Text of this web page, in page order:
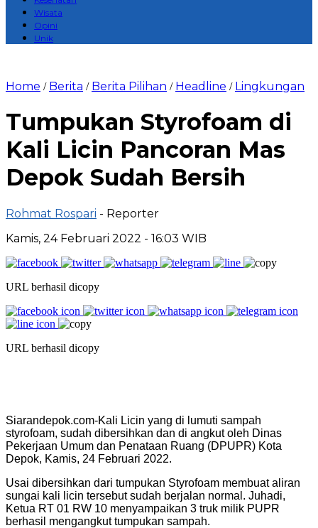
Wisata
Opini
Unik
Home / Berita / Berita Pilihan / Headline / Lingkungan
Tumpukan Styrofoam di
Kali Licin Pancoran Mas
Depok Sudah Bersih
Rohmat Rospari - Reporter
Kamis, 24 Februari 2022 - 16:03 WIB
URL berhasil dicopy
URL berhasil dicopy
Siarandepok.com-Kali Licin yang di lumuti sampah
styrofoam, sudah dibersihkan dan di angkut oleh Dinas
Pekerjaan Umum dan Penataan Ruang (DPUPR) Kota
Depok, Kamis, 24 Februari 2022.
Usai dibersihkan dari tumpukan Styrofoam membuat aliran
sungai kali licin tersebut sudah berjalan normal. Juhadi,
Ketua RT 01 RW 10 menyampaikan 3 truk milik PUPR
berhasil mengangkut tumpukan sampah.